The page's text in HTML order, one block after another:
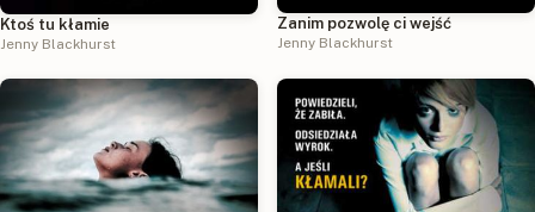
Ktoś tu kłamie
Jenny Blackhurst
Zanim pozwolę ci wejść
Jenny Blackhurst